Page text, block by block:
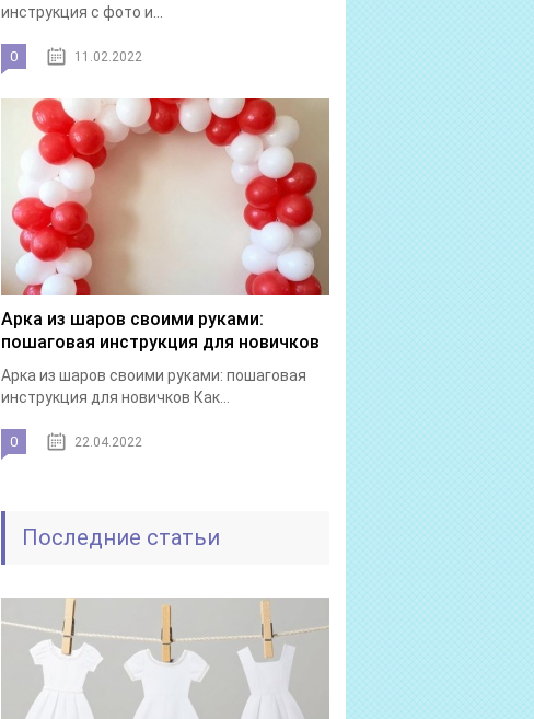
инструкция с фото и...
0 11.02.2022
Арка из шаров своими руками:
пошаговая инструкция для новичков
Арка из шаров своими руками: пошаговая
инструкция для новичков Как...
0 22.04.2022
Последние статьи